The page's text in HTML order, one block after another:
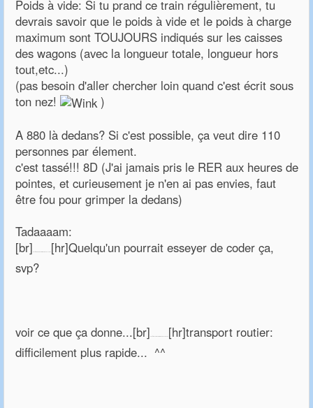
Poids à vide: Si tu prand ce train régulièrement, tu
devrais savoir que le poids à vide et le poids à charge
maximum sont TOUJOURS indiqués sur les caisses
des wagons (avec la longueur totale, longueur hors
tout,etc...)
(pas besoin d'aller chercher loin quand c'est écrit sous
ton nez!
)
A 880 là dedans? Si c'est possible, ça veut dire 110
personnes par élement.
c'est tassé!!! 8D (J'ai jamais pris le RER aux heures de
pointes, et curieusement je n'en ai pas envies, faut
être fou pour grimper la dedans)
Tadaaaam:
[br]
[hr]Quelqu'un pourrait esseyer de coder ça,
svp?
voir ce que ça donne...[br]
[hr]transport routier:
difficilement plus rapide... ^^